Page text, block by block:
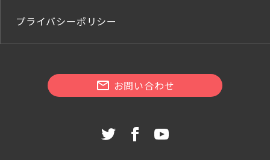
プライバシーポリシー
お問い合わせ